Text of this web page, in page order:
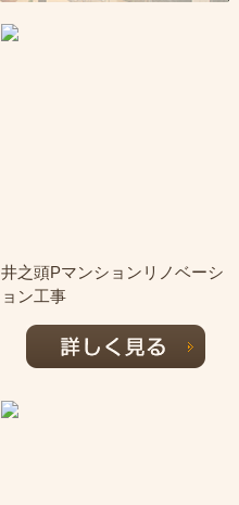
井之頭Pマンションリノベーシ
ョン工事